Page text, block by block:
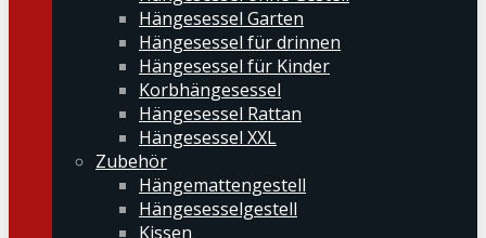
Hängesessel Garten
Hängesessel für drinnen
Hängesessel für Kinder
Korbhängesessel
Hängesessel Rattan
Hängesessel XXL
Zubehör
Hängemattengestell
Hängesesselgestell
Kissen